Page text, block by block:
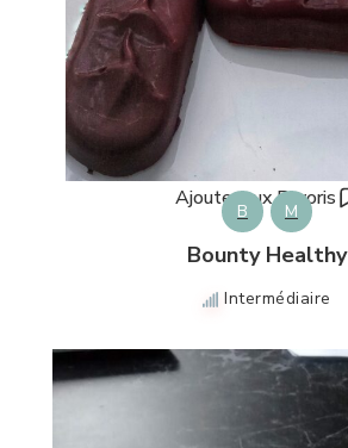
Ajouter aux Favoris
B M
Bounty Healthy
Intermédiaire